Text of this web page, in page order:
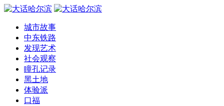
城市故事
中东铁路
发现艺术
社会观察
瞳孔记录
黑土地
体验派
口福